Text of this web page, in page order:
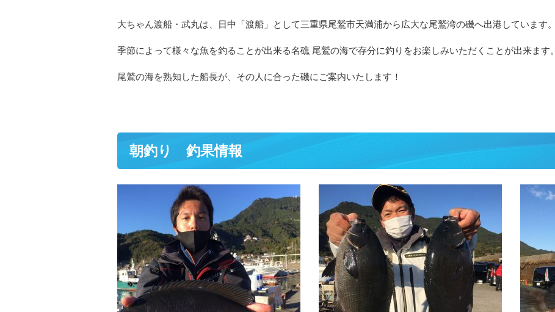
大ちゃん渡船・武丸は、日中「渡船」として三重県尾鷲市天満浦から広大な尾鷲湾の磯へ出港しています。
季節によって様々な魚を釣ることが出来る名礁 尾鷲の海で存分に釣りをお楽しみいただくことが出来ます。
尾鷲の海を熟知した船長が、その人に合った磯にご案内いたします！
朝釣り 釣果情報